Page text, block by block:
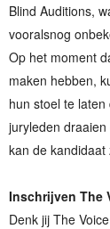
Blind Auditions,
vooralsnog
Op het moment
maken hebben,
hun stoel te
juryleden
kan de
Inschrijven The
Denk jij The